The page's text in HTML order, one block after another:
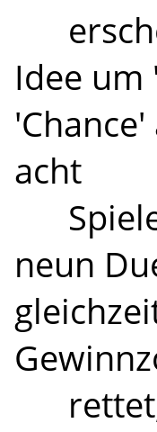
Idee um
acht
neun
rettet,